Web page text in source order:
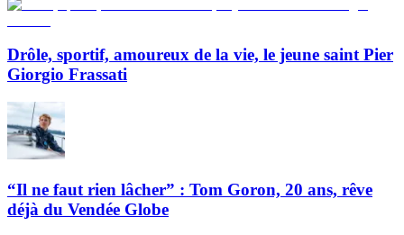
Drôle, sportif, amoureux de la vie, le jeune saint Pier
Giorgio Frassati
“Il ne faut rien lâcher” : Tom Goron, 20 ans, rêve
déjà du Vendée Globe